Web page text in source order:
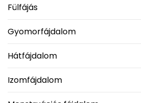
Fülfájás
Gyomorfájdalom
Hátfájdalom
Izomfájdalom